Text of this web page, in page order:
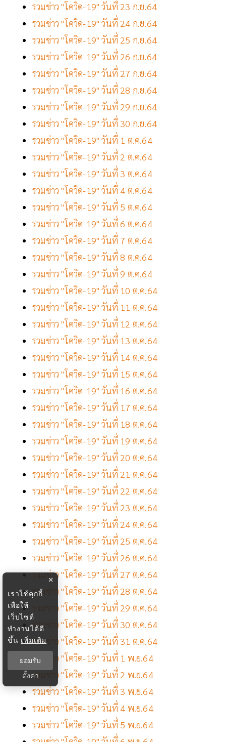
รวมข่าว "โควิด-19" วันที่ 23 ก.ย.64
รวมข่าว "โควิด-19" วันที่ 24 ก.ย.64
รวมข่าว "โควิด-19" วันที่ 25 ก.ย.64
รวมข่าว "โควิด-19" วันที่ 26 ก.ย.64
รวมข่าว "โควิด-19" วันที่ 27 ก.ย.64
รวมข่าว "โควิด-19" วันที่ 28 ก.ย.64
รวมข่าว "โควิด-19" วันที่ 29 ก.ย.64
รวมข่าว "โควิด-19" วันที่ 30 ก.ย.64
รวมข่าว "โควิด-19" วันที่ 1 ต.ค.64
รวมข่าว "โควิด-19" วันที่ 2 ต.ค.64
รวมข่าว "โควิด-19" วันที่ 3 ต.ค.64
รวมข่าว "โควิด-19" วันที่ 4 ต.ค.64
รวมข่าว "โควิด-19" วันที่ 5 ต.ค.64
รวมข่าว "โควิด-19" วันที่ 6 ต.ค.64
รวมข่าว "โควิด-19" วันที่ 7 ต.ค.64
รวมข่าว "โควิด-19" วันที่ 8 ต.ค.64
รวมข่าว "โควิด-19" วันที่ 9 ต.ค.64
รวมข่าว "โควิด-19" วันที่ 10 ต.ค.64
รวมข่าว "โควิด-19" วันที่ 11 ต.ค.64
รวมข่าว "โควิด-19" วันที่ 12 ต.ค.64
รวมข่าว "โควิด-19" วันที่ 13 ต.ค.64
รวมข่าว "โควิด-19" วันที่ 14 ต.ค.64
รวมข่าว "โควิด-19" วันที่ 15 ต.ค.64
รวมข่าว "โควิด-19" วันที่ 16 ต.ค.64
รวมข่าว "โควิด-19" วันที่ 17 ต.ค.64
รวมข่าว "โควิด-19" วันที่ 18 ต.ค.64
รวมข่าว "โควิด-19" วันที่ 19 ต.ค.64
รวมข่าว "โควิด-19" วันที่ 20 ต.ค.64
รวมข่าว "โควิด-19" วันที่ 21 ต.ค.64
รวมข่าว "โควิด-19" วันที่ 22 ต.ค.64
รวมข่าว "โควิด-19" วันที่ 23 ต.ค.64
รวมข่าว "โควิด-19" วันที่ 24 ต.ค.64
รวมข่าว "โควิด-19" วันที่ 25 ต.ค.64
รวมข่าว "โควิด-19" วันที่ 26 ต.ค.64
รวมข่าว "โควิด-19" วันที่ 27 ต.ค.64
รวมข่าว "โควิด-19" วันที่ 28 ต.ค.64
รวมข่าว "โควิด-19" วันที่ 29 ต.ค.64
รวมข่าว "โควิด-19" วันที่ 30 ต.ค.64
รวมข่าว "โควิด-19" วันที่ 31 ต.ค.64
รวมข่าว "โควิด-19" วันที่ 1 พ.ย.64
รวมข่าว "โควิด-19" วันที่ 2 พ.ย.64
รวมข่าว "โควิด-19" วันที่ 3 พ.ย.64
รวมข่าว "โควิด-19" วันที่ 4 พ.ย.64
รวมข่าว "โควิด-19" วันที่ 5 พ.ย.64
×
เราใช้คุกกี้
เพื่อให้
เว็บไซต์
ทำงานได้ดี
ขึ้น เพิ่มเติม
ยอมรับ
ตั้งค่า